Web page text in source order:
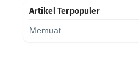
Artikel Terpopuler
Memuat...